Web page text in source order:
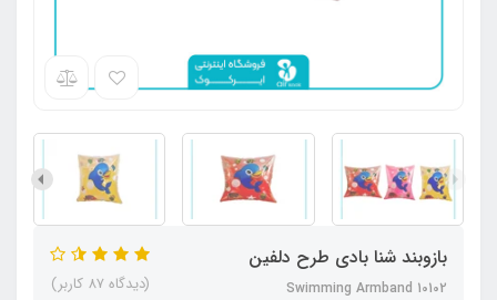
بازوبند شنا بادی طرح دلفین
Swimming Armband 10102 (دیدگاه 87 کاربر)